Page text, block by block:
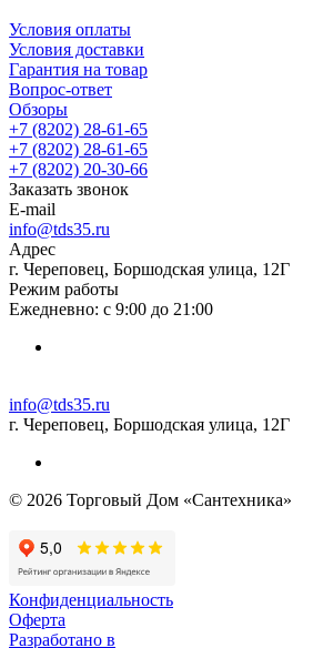
Условия оплаты
Условия доставки
Гарантия на товар
Вопрос-ответ
Обзоры
+7 (8202) 28‑61-65
+7 (8202) 28‑61-65
+7 (8202) 20‑30-66
Заказать звонок
E-mail
info@tds35.ru
Адрес
г. Череповец, Боршодская улица, 12Г
Режим работы
Ежедневно: с 9:00 до 21:00
info@tds35.ru
г. Череповец, Боршодская улица, 12Г
© 2026 Торговый Дом «Сантехника»
Конфиденциальность
Оферта
Разработано в